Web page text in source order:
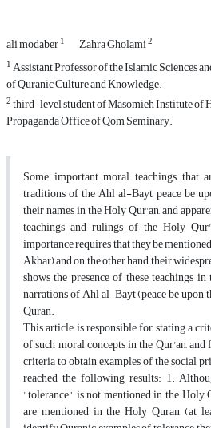
ali modaber1 Zahra Gholami2
1Assistant Professor of the Islamic Sciences
of Quranic Culture and Knowledge.
2third-level student of Masomieh Institute of
Propaganda Office of Qom Seminary.
Some important moral teachings that
traditions of the Ahl al-Bayt, peace be
their names in the Holy Qur'an, and
teachings and rulings of the Holy
importance requires that they be
Akbar) and on the other hand, their
shows the presence of these teachings
narrations of Ahl al-Bayt (peace be upon
Quran.
This article is responsible for stating a
of such moral concepts in the Qur'an,
criteria to obtain examples of the social
reached the following results: 1.
"tolerance" is not mentioned in the Holy
are mentioned in the Holy Quran (at